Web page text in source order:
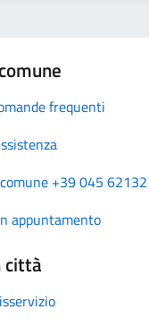
frequenti
+39 045
appuntamento
città